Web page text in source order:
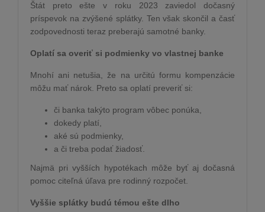
Štát preto ešte v roku 2023 zaviedol dočasný
príspevok na zvýšené splátky. Ten však skončil a časť
zodpovednosti teraz preberajú samotné banky.
Oplatí sa overiť si podmienky vo vlastnej banke
Mnohí ani netušia, že na určitú formu kompenzácie
môžu mať nárok. Preto sa oplatí preveriť si:
či banka takýto program vôbec ponúka,
dokedy platí,
aké sú podmienky,
a či treba podať žiadosť.
Najmä pri vyšších hypotékach môže byť aj dočasná
pomoc citeľná úľava pre rodinný rozpočet.
Vyššie splátky budú témou ešte dlho